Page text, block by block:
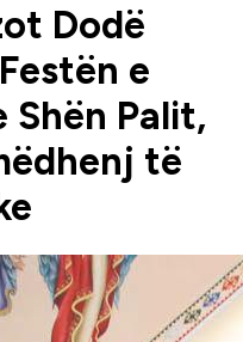
Dodë
e
Shën Palit,
të